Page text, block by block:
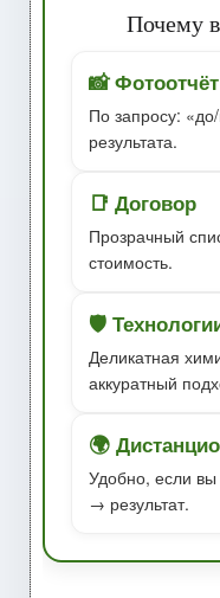
Почему
📸 Фотоотчёт
По запросу:
результата.
📑 Договор
Прозрачный
стоимость.
🛡️
Деликатная
аккуратный
🌍
Удобно, если
→ результат.